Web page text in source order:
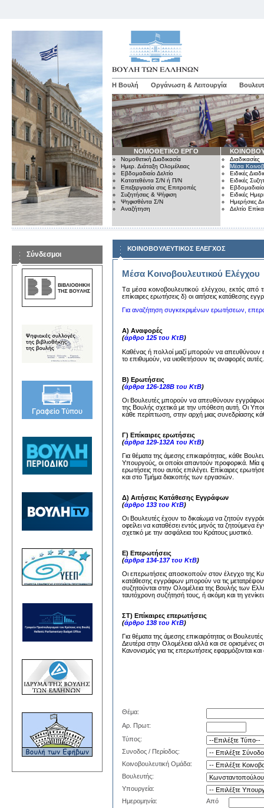
Η Βουλή Οργάνωση & Λειτουργία
ΝΟΜΟΘΕΤΙΚΟ ΕΡΓΟ
Νομοθετική Διαδικασία
Ημερ. Διάταξη Ολομέλειας
Εβδομαδιαίο Δελτίο
Κατατεθέντα Σ/Ν ή Π/Ν
Επεξεργασία στις Επιτροπές
Συζητήσεις & Ψήφιση
Ψηφισθέντα Σ/Ν
Αναζήτηση
Διαδικασίες
Μέσα
Ειδικές
Ειδικές
Εβδομαδιαίο
Ειδικές
Ημερήσιες
Δελτίο
Σύνδεσμοι
ΚΟΙΝΟΒΟΥΛΕΥΤΙΚΟΣ ΕΛΕΓΧΟΣ
Μέσα Κοινοβουλευτικού Ελέγχου
Tα μέσα κoινoβoυλευτικoύ ελέγχoυ, εκτός από
επίκαιρες ερωτήσεις δ) oι αιτήσεις κατάθεσης
Για αναζήτηση συγκεκριμένων ερωτήσεων,
Α) Αναφορές
(άρθρο 125 του ΚτΒ)
Καθένας ή πολλοί μαζί μπορούν να
το επιθυμούν, να υιοθετήσουν τις αναφορές
Β) Ερωτήσεις
(άρθρα 126-128Β του ΚτΒ)
Οι Βουλευτές μπορούν να απευθύνουν
της Βουλής σχετικά με την υπόθεση αυτή. Οι
κάθε περίπτωση, στην αρχή μιας συνεδρίασης
Γ) Επίκαιρες ερωτήσεις
(άρθρα 129-132Α του ΚτΒ)
Για θέματα της άμεσης επικαιρότητας, κάθε
Υπουργούς, οι οποίοι απαντούν προφορικά. Μία
ερωτήσεις που αυτός επιλέγει. Επίκαιρες
και στο Τμήμα διακοπής των εργασιών.
Δ) Αιτήσεις Κατάθεσης Εγγράφων
(άρθρο 133 του ΚτΒ)
Οι Βουλευτές έχουν το δικαίωμα να ζητούν
οφείλει να καταθέσει εντός μηνός τα
σχετικό με την ασφάλεια του Κράτους μυστικό.
Ε) Επερωτήσεις
(άρθρα 134-137 του ΚτΒ)
Οι επερωτήσεις αποσκοπούν στον έλεγχο της
κατάθεσης εγγράφων μπορούν να τις
συζητούνται στην Ολομέλεια της Βουλής των
ταυτόχρονη συζήτησή τους, ή ακόμη και τη
ΣΤ) Επίκαιρες επερωτήσεις
(άρθρο 138 του ΚτΒ)
Για θέματα της άμεσης επικαιρότητας οι
Δευτέρα στην Ολομέλεια αλλά και σε ορισμένες
Κανονισμός για τις επερωτήσεις εφαρμόζονται
Θέμα:
Αρ. Πρωτ:
Τύπος:
Συνοδος / Περίοδος:
Κοινοβουλευτική Ομάδα:
Βουλευτής:
Υπουργεία:
Ημερομηνία:
Από